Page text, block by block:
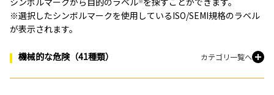
※選択したシンボルマークを使用しているISO/SEMI規格のラベル
が表示されます。
機械的な危険（41種類） カテゴリ一覧へ